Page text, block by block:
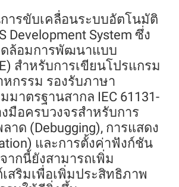
ารขับเคลื่อนระบบอัตโนมัติ
Development System ซึ่ง
ล้อมการพัฒนาแบบ
สำหรับการเขียนโปรแกรม
กรรม รองรับภาษา
มาตรฐานสากล IEC 61131-
มือครบวงจรสำหรับการ
าด (Debugging), การแสดง
และการตั้งค่าฟังก์ชัน
ากนี้ยังสามารถเพิ่ม
สริมเพื่อเพิ่มประสิทธิภาพ